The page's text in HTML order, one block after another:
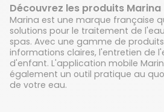
Découvrez les produits Marina
Marina est une marque française
solutions pour le traitement de
spas. Avec une gamme de
informations claires, l'entretien de
d'enfant. L'application mobile
également un outil pratique au
de votre eau.